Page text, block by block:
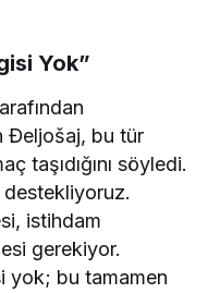
Yok”
Đeljošaj, bu tür
taşıdığını söyledi.
destekliyoruz.
istihdam
gerekiyor.
yok; bu tamamen